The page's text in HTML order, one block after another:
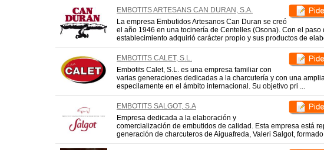
EMBOTITS ARTESANS CAN DURAN, S.A.
La empresa Embutidos Artesanos Can Duran se creó
el año 1946 en una tocinería de Centelles (Osona). Con el paso
establecimiento adquirió carácter propio y sus productos de
EMBOTITS CALET, S.L.
Embotits Calet, S.L. es una empresa familiar con
varias generaciones dedicadas a la charcutería y con una
especilamente en el ámbito internacional. Su objetivo pri ...
EMBOTITS SALGOT, S.A
Empresa dedicada a la elaboración y
comercialización de embutidos de calidad. Esta empresa está
generación de charcuteros de Aiguafreda, Valeri Salgot,